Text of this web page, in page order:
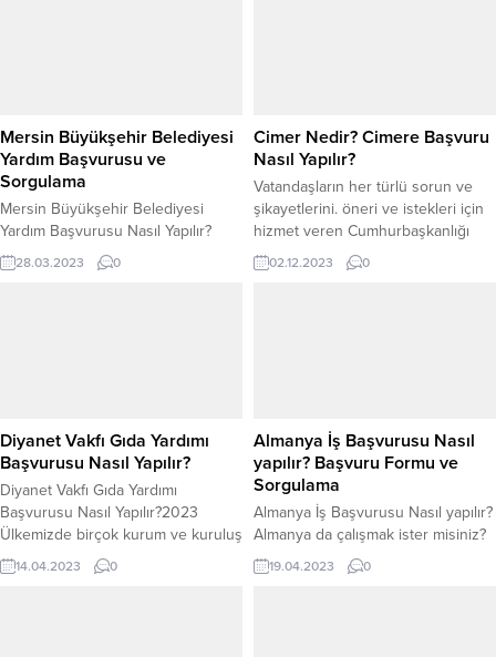
Mersin Büyükşehir Belediyesi
Yardım Başvurusu ve
Sorgulama
Mersin Büyükşehir Belediyesi
Yardım Başvurusu Nasıl Yapılır?
Mersin Büyükşehir Belediyesi
Yardım Başvurusu Ülkemiz
Belediyeleri il çağlarında kendi
vatandaşlarına oldukça el uzatmaya
çalışıyor. Mersin Büyükşehir
Belediyesi de il...
28.03.2023 0
Cimer Nedir? Cimere Başvuru
Nasıl Yapılır?
Vatandaşların her türlü sorun ve
şikayetlerini. öneri ve istekleri için
hizmet veren Cumhurbaşkanlığı
İletişim Merkezi’ne CİMER denir.
Cumhurbaşkanlığının yapmış
şekilde hizmet alabilmeleri
amacıyla...
02.12.2023 0
Diyanet Vakfı Gıda Yardımı
Başvurusu Nasıl Yapılır?
Diyanet Vakfı Gıda Yardımı
Başvurusu Nasıl Yapılır?2023
Ülkemizde birçok kurum ve kuruluş
ihtiyaç sahibi vatandaşlara yönelik
çeşitli sosyal yardımlar yapmaktadır.
14.04.2023 0
Almanya İş Başvurusu Nasıl
yapılır? Başvuru Formu ve
Sorgulama
Almanya İş Başvurusu Nasıl yapılır?
Almanya da çalışmak ister misiniz?
Eğer bu sorunun cevabına Evet
diyorsanız doğru yerdesiniz. Çünkü
19.04.2023 0